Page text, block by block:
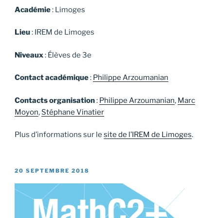
Académie: Limoges
Lieu: IREM de Limoges
Niveaux: Élèves de 3e
Contact académique: Philippe Arzoumanian
Contacts organisation: Philippe Arzoumanian, Marc
Moyon, Stéphane Vinatier
Plus d’informations sur le site de l’IREM de Limoges.
PUBLIÉ
20 SEPTEMBRE 2018